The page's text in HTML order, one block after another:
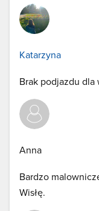
Katarzyna
Brak podjazdu dla
Anna
Bardzo
Wisłę.